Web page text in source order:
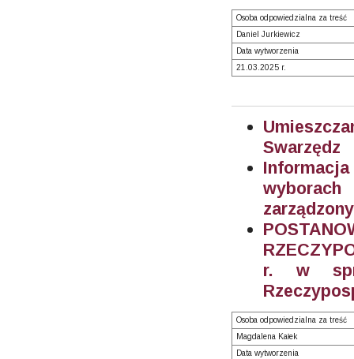
Osoba odpowiedzialna za treść
Daniel Jurkiewicz
Data wytworzenia
21.03.2025 r.
Swarzędz
r. w
Osoba odpowiedzialna za treść
Magdalena Kałek
Data wytworzenia